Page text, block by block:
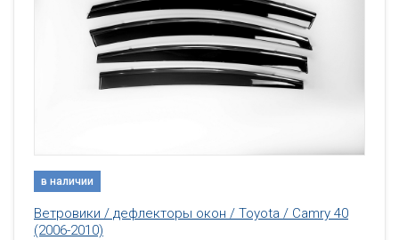
в наличии
Ветровики / дефлекторы окон / Toyota / Camry 40
(2006-2010)